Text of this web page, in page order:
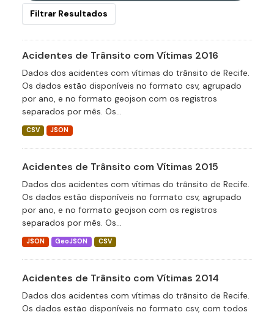
Filtrar Resultados
Acidentes de Trânsito com Vítimas 2016
Dados dos acidentes com vítimas do trânsito de Recife.
Os dados estão disponíveis no formato csv, agrupado
por ano, e no formato geojson com os registros
separados por mês. Os...
CSV JSON
Acidentes de Trânsito com Vítimas 2015
Dados dos acidentes com vítimas do trânsito de Recife.
Os dados estão disponíveis no formato csv, agrupado
por ano, e no formato geojson com os registros
separados por mês. Os...
JSON GeoJSON CSV
Acidentes de Trânsito com Vítimas 2014
Dados dos acidentes com vítimas do trânsito de Recife.
Os dados estão disponíveis no formato csv, com todos